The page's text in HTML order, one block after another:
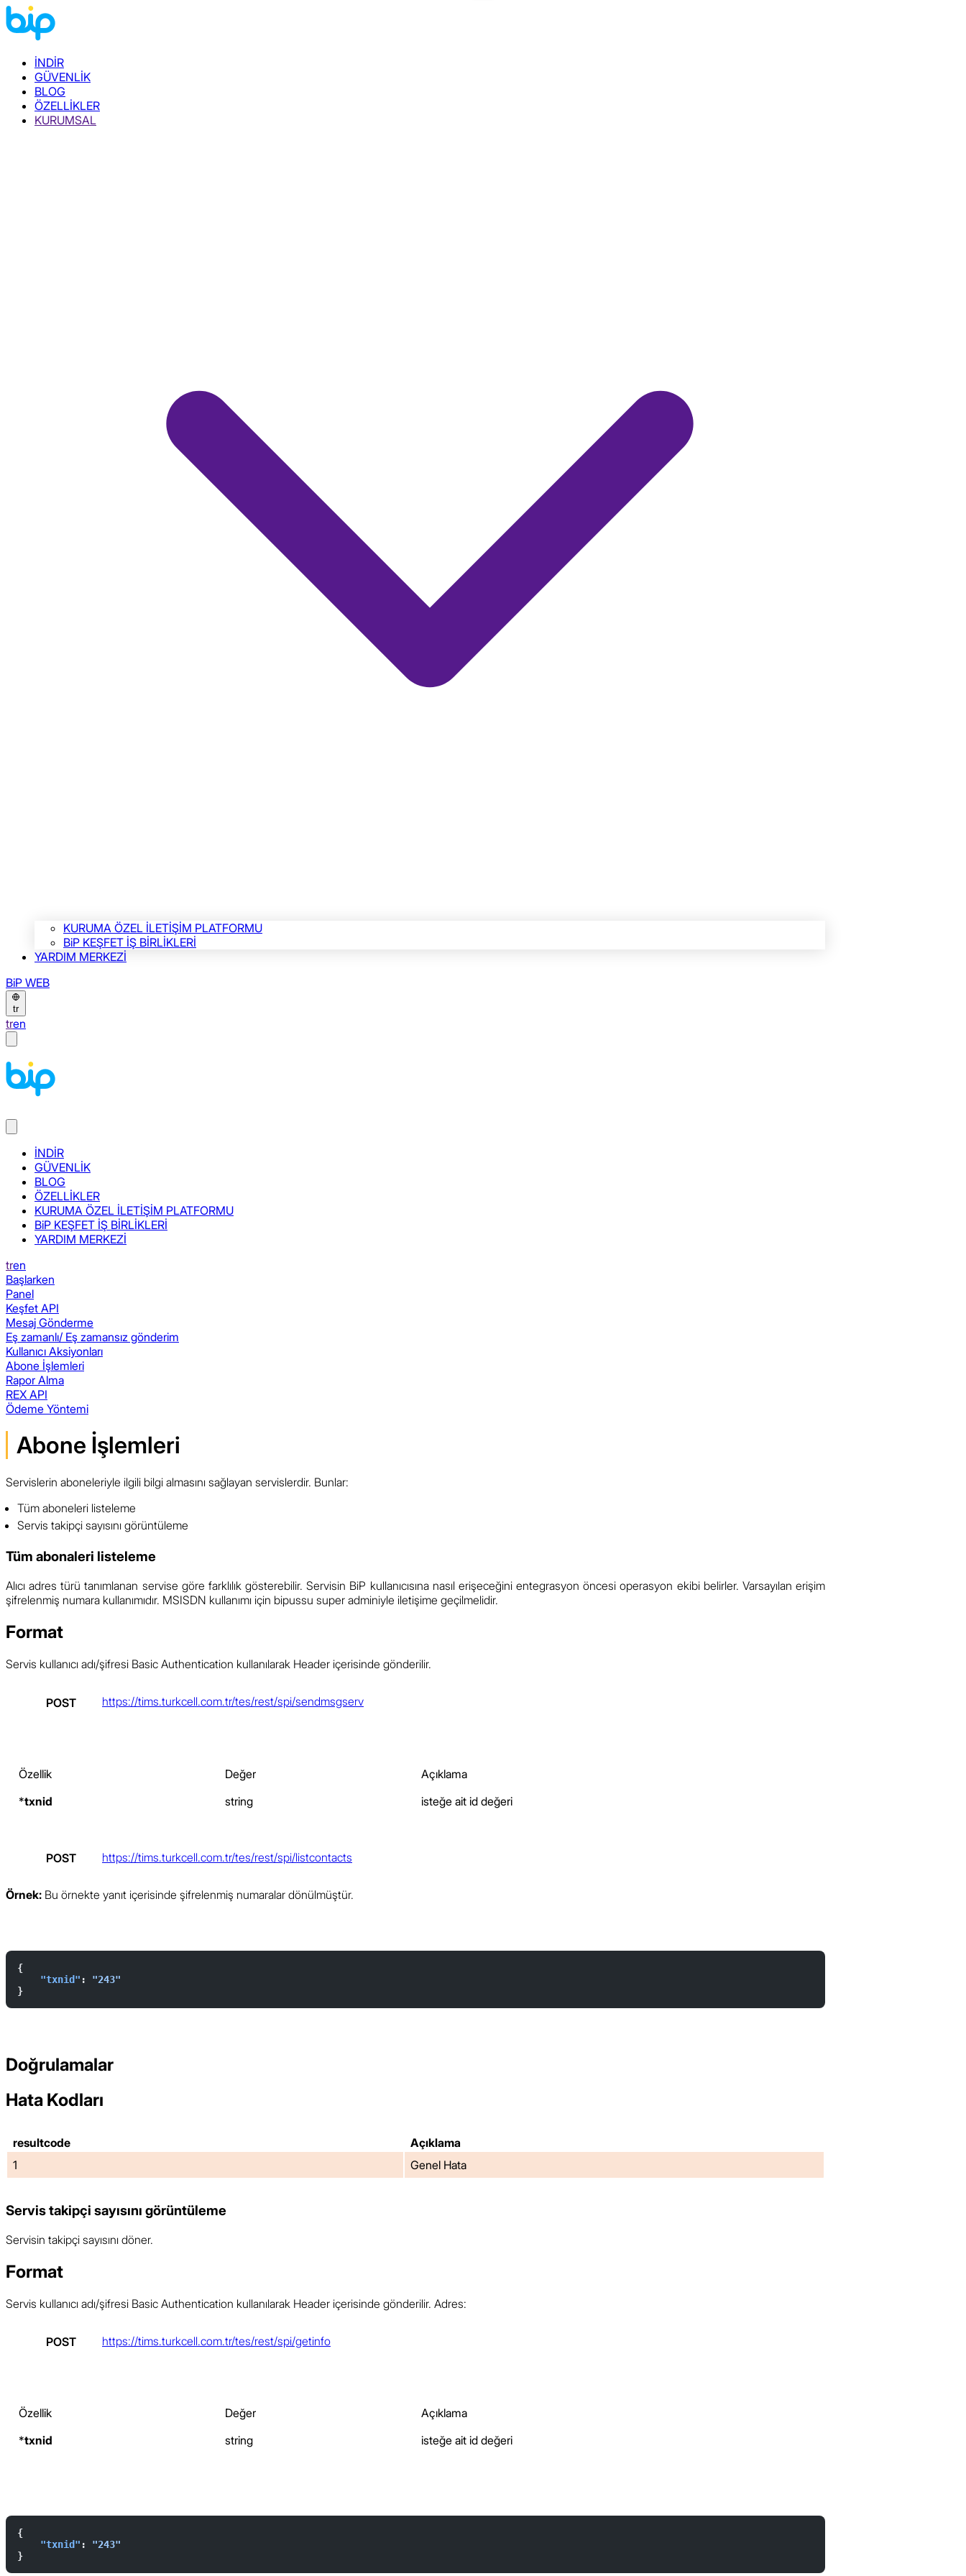
İNDİR
GÜVENLİK
BLOG
ÖZELLİKLER
KURUMSAL
KURUMA ÖZEL İLETİŞİM PLATFORMU
BiP KEŞFET İŞ BİRLİKLERİ
YARDIM MERKEZİ
BiP WEB
tr
tren
İNDİR
GÜVENLİK
BLOG
ÖZELLİKLER
KURUMA ÖZEL İLETİŞİM PLATFORMU
BiP KEŞFET İŞ BİRLİKLERİ
YARDIM MERKEZİ
tren
Başlarken
Panel
Keşfet API
Mesaj Gönderme
Eş zamanlı/ Eş zamansız gönderim
Kullanıcı Aksiyonları
Abone İşlemleri
Rapor Alma
REX API
Ödeme Yöntemi
Abone İşlemleri
Servislerin aboneleriyle ilgili bilgi almasını sağlayan servislerdir. Bunlar:
Tüm aboneleri listeleme
Servis takipçi sayısını görüntüleme
Tüm abonaleri listeleme
Alıcı adres türü tanımlanan servise göre farklılık gösterebilir. Servisin BiP kullanıcısına nasıl erişeceğini entegrasyon öncesi operasyon ekibi belirler. Varsayılan erişim
şifrelenmiş numara kullanımıdır. MSISDN kullanımı için bipussu super adminiyle iletişime geçilmelidir.
Format
Servis kullanıcı adı/şifresi Basic Authentication kullanılarak Header içerisinde gönderilir.
https://tims.turkcell.com.tr/tes/rest/spi/sendmsgserv
Özellik
Değer
Açıklama
*txnid string isteğe ait id değeri
https://tims.turkcell.com.tr/tes/rest/spi/listcontacts
Örnek: Bu örnekte yanıt içerisinde şifrelenmiş numaralar dönülmüştür.
{
    "txnid"
: "243"
}
Doğrulamalar
Hata Kodları
resultcode
Açıklama
1
Genel Hata
Servis takipçi sayısını görüntüleme
Servisin takipçi sayısını döner.
Format
Servis kullanıcı adı/şifresi Basic Authentication kullanılarak Header içerisinde gönderilir. Adres:
https://tims.turkcell.com.tr/tes/rest/spi/getinfo
Özellik
Değer
Açıklama
*txnid string isteğe ait id değeri
{
    "txnid"
: "243"
}